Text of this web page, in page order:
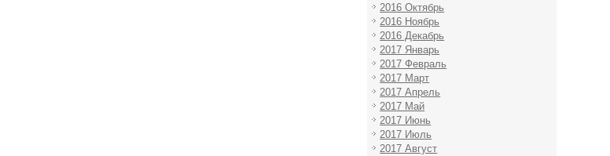
2016 Октябрь
2016 Ноябрь
2016 Декабрь
2017 Январь
2017 Февраль
2017 Март
2017 Апрель
2017 Май
2017 Июнь
2017 Июль
2017 Август